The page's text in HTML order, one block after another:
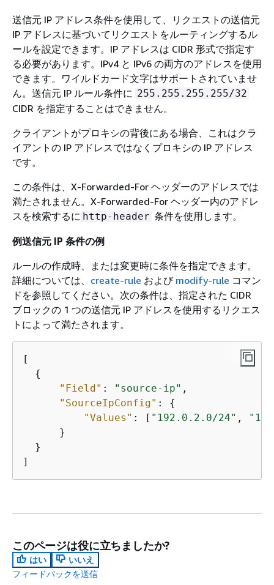
送信元 IP アドレス条件を使用して、リクエストの送信元
IP アドレスに基づいてリクエストをルーティングするル
ールを設定できます。IP アドレスは CIDR 形式で指定す
る必要があります。IPv4 と IPv6 の両方のアドレスを使用
できます。ワイルドカード文字はサポートされていませ
ん。送信元 IP ルール条件に 255.255.255.255/32
CIDR を指定することはできません。
クライアントがプロキシの背後にある場合、これはクラ
イアントの IP アドレスではなくプロキシの IP アドレス
です。
この条件は、X-Forwarded-For ヘッダーのアドレスでは
満たされません。X-Forwarded-For ヘッダー内のアドレ
スを検索するに http-header 条件を使用します。
例送信元 IP 条件の例
ルールの作成時、または変更時に条件を指定できます。
詳細については、 create-rule および modify-rule コマン
ドを参照してください。次の条件は、指定された CIDR
ブロックの 1 つの送信元 IP アドレスを使用するリクエス
トによって満たされます。
[
{
"Field" : "source-ip" ,
"SourceIpConfig" : {
"Values" : [ "192.0.2.0/24" ,
      }
  }
]
このページは役に立ちましたか?
はい
いいえ
フィードバックを送信